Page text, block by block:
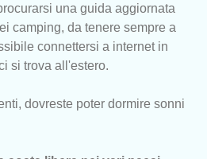
una guida aggiornata
camping, da tenere sempre a
connettersi a internet in
si trova all'estero.
dovreste poter dormire sonni